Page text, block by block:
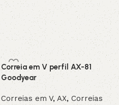
Correia em V perfil AX-81
Goodyear
Correias em V,AX, Correias